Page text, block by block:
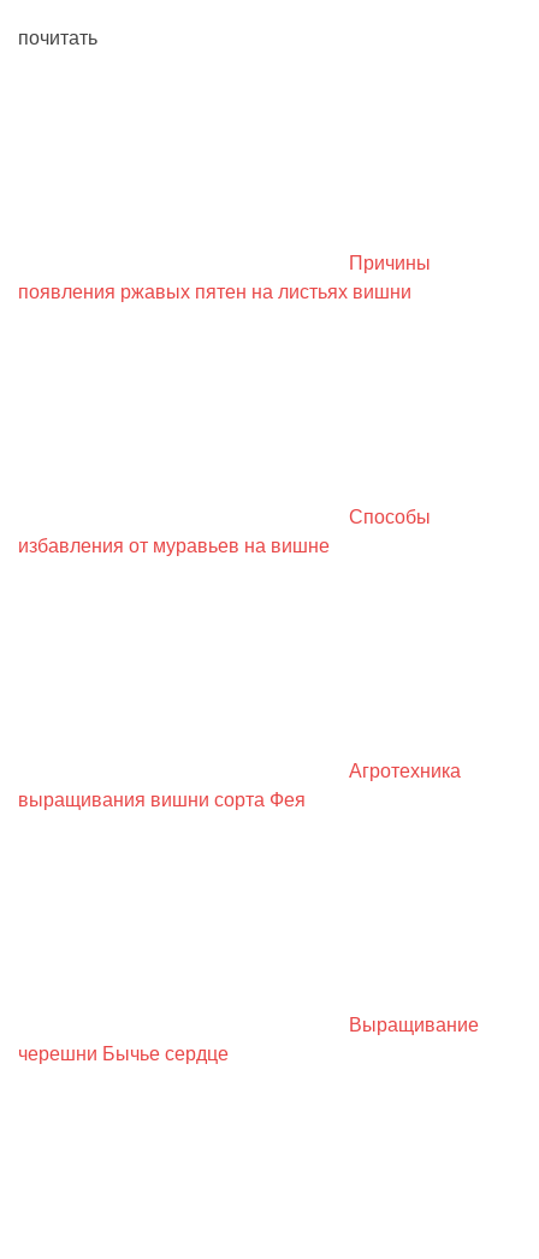
почитать
Причины
появления ржавых пятен на листьях вишни
Способы
избавления от муравьев на вишне
Агротехника
выращивания вишни сорта Фея
Выращивание
черешни Бычье сердце